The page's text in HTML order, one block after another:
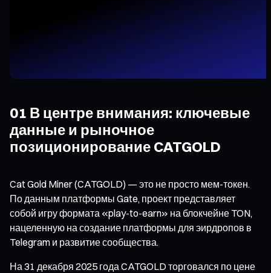
01 В центре внимания: ключевые
данные и рыночное
позиционирование CATGOLD
Cat Gold Miner (CATGOLD) — это не просто мем-токен.
По данным платформы Gate, проект представляет
собой игру формата «play-to-earn» на блокчейне TON,
нацеленную на создание платформы для эирдропов в
Telegram и развитие сообщества.
На 31 декабря 2025 года CATGOLD торговался по цене